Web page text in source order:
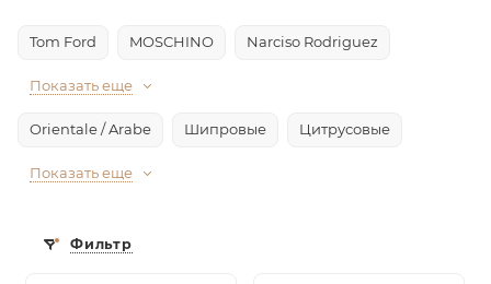
Tom Ford MOSCHINO Narciso Rodriguez
Показать еще
Orientale / Arabe Шипровые Цитрусовые
Показать еще
Фильтр